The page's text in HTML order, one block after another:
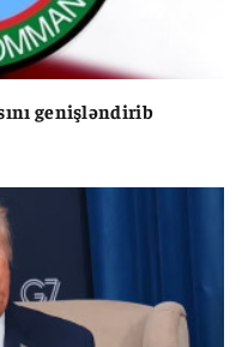
genişləndirib